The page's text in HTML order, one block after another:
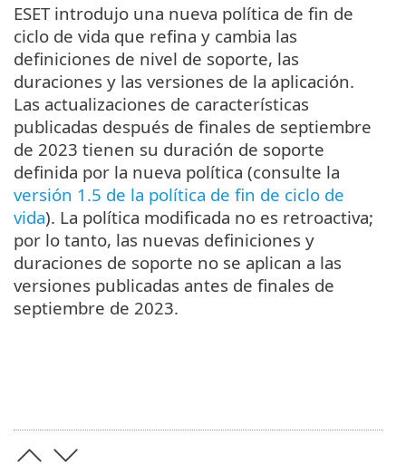
ESET introdujo una nueva política de fin de
ciclo de vida que refina y cambia las
definiciones de nivel de soporte, las
duraciones y las versiones de la aplicación.
Las actualizaciones de características
publicadas después de finales de septiembre
de 2023 tienen su duración de soporte
definida por la nueva política (consulte la
versión 1.5 de la política de fin de ciclo de
vida). La política modificada no es retroactiva;
por lo tanto, las nuevas definiciones y
duraciones de soporte no se aplican a las
versiones publicadas antes de finales de
septiembre de 2023.